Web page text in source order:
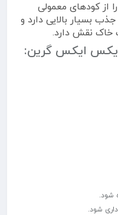
از کودهای معمولی
بسیار بالایی دارد و
خاک نقش دارد.
ایکس گرین:
شود.
شود.